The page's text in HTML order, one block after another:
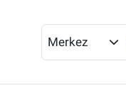
Merkez